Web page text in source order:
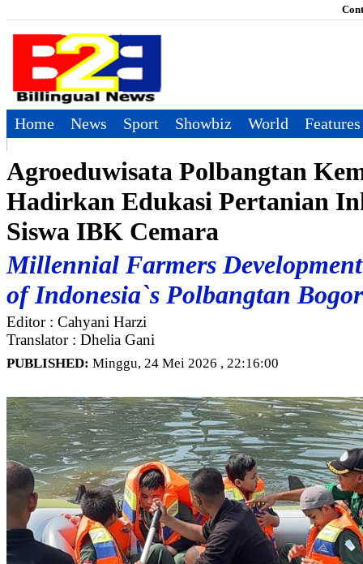
Home News Sport Showbiz World Features
Agroeduwisata Polbangtan
Hadirkan Edukasi Pertanian
Siswa IBK Cemara
Millennial Farmers
of Indonesia`s Polbangtan Bogor
Editor : Cahyani Harzi
Translator : Dhelia Gani
PUBLISHED: Minggu, 24 Mei 2026 , 22:16:00